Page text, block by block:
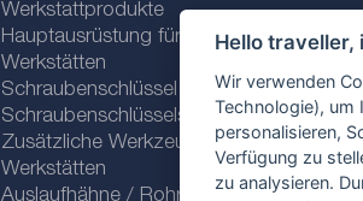
Hello traveller,
Wir verwenden
Technologie), um
personalisieren,
Verfügung zu
zu analysieren.
Werkstattprodukte
Hauptausrüstung für
Werkstätten
Schraubenschlüssel und
Schraubenschlüsselsätze
Zusätzliche Werkzeuge für
Werkstätten
Auslaufhähne / Rohre